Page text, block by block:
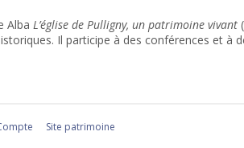
Alba L’église de Pulligny, un patrimoine vivant
. Il participe à des conférences et à
Site patrimoine